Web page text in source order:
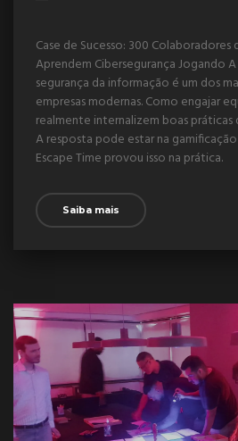
Case de Sucesso: 300
Aprendem Cibersegurança Jogando
segurança da informação é um dos
empresas modernas. Como engajar
realmente internalizem boas
A resposta pode estar na
Escape Time provou isso na prática.
Saiba mais